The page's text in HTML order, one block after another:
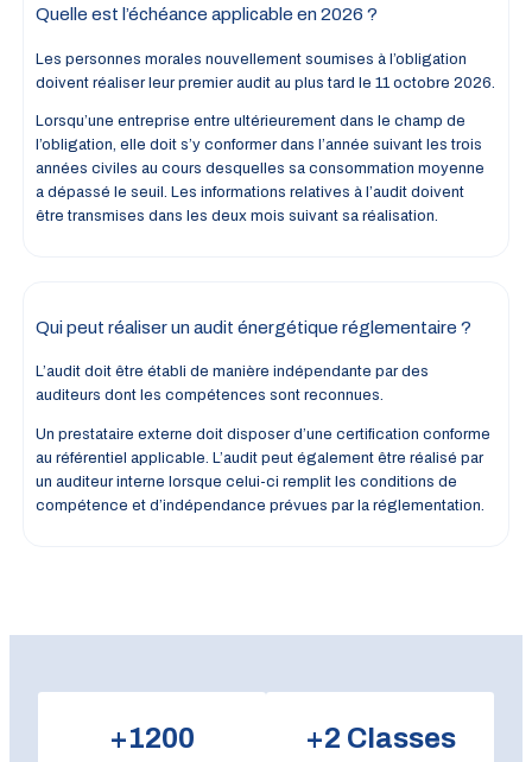
Quelle est l’échéance applicable en 2026 ?
Les personnes morales nouvellement soumises à l’obligation
doivent réaliser leur premier audit au plus tard le 11 octobre 2026.
Lorsqu’une entreprise entre ultérieurement dans le champ de
l’obligation, elle doit s’y conformer dans l’année suivant les trois
années civiles au cours desquelles sa consommation moyenne
a dépassé le seuil. Les informations relatives à l’audit doivent
être transmises dans les deux mois suivant sa réalisation.
Qui peut réaliser un audit énergétique réglementaire ?
L’audit doit être établi de manière indépendante par des
auditeurs dont les compétences sont reconnues.
Un prestataire externe doit disposer d’une certification conforme
au référentiel applicable. L’audit peut également être réalisé par
un auditeur interne lorsque celui-ci remplit les conditions de
compétence et d’indépendance prévues par la réglementation.
+1200 +2Classes